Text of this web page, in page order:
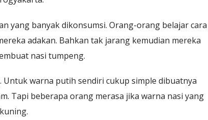
yang banyak dikonsumsi. Orang-orang belajar cara
adakan. Bahkan tak jarang kemudian mereka
nasi tumpeng.
warna putih sendiri cukup simple dibuatnya
Tapi beberapa orang merasa jika warna nasi yang